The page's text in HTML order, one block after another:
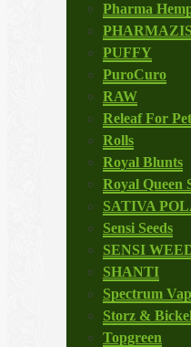
Pharma
PHARMAZIS
PUFFY
PuroCuro
RAW
Releaf For
Rolls
Royal Blunts
Royal Queen
SATIVA
Sensi Seeds
SENSI
SHANTI
Spectrum
Storz &
Topgreen